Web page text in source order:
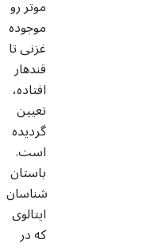
موتر رو
موجوده
غزنی تا
قندهار
افتاده،
تعیین
گردیده
است.
باستان
شناسان
ایتالوی
که در